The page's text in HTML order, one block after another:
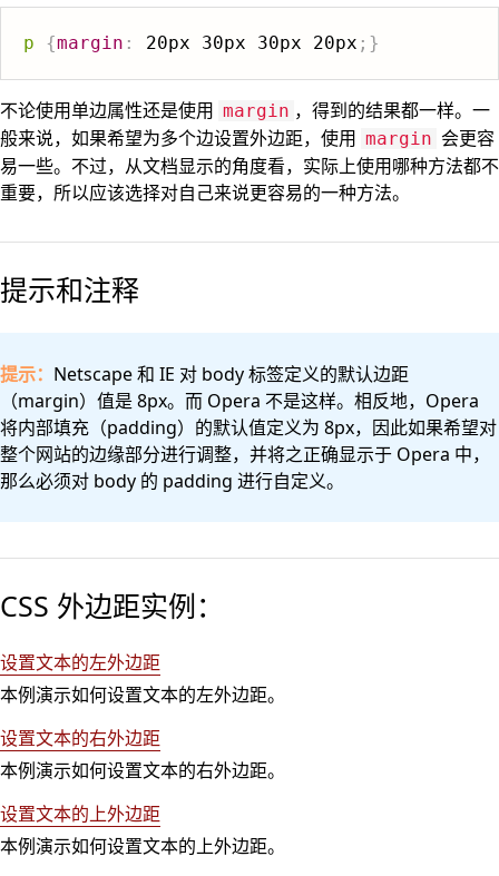
p {margin : 20px 30px 30px 20px ; }
不论使用单边属性还是使用 margin ，得到的结果都一样。一
般来说，如果希望为多个边设置外边距，使用 margin 会更容
易一些。不过，从文档显示的角度看，实际上使用哪种方法都不
重要，所以应该选择对自己来说更容易的一种方法。
提示和注释
提示： Netscape 和 IE 对 body 标签定义的默认边距
（margin）值是 8px。而 Opera 不是这样。相反地，Opera
将内部填充（padding）的默认值定义为 8px，因此如果希望对
整个网站的边缘部分进行调整，并将之正确显示于 Opera 中，
那么必须对 body 的 padding 进行自定义。
CSS 外边距实例：
设置文本的左外边距
本例演示如何设置文本的左外边距。
设置文本的右外边距
本例演示如何设置文本的右外边距。
设置文本的上外边距
本例演示如何设置文本的上外边距。